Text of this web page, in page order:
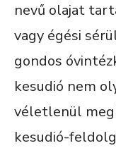
nevű olajat
vagy égési
gondos
kesudió nem
véletlenül
kesudió-